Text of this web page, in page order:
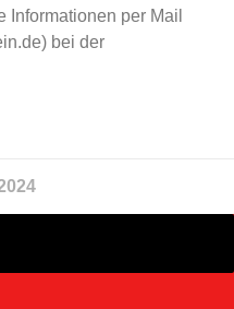
Informationen per Mail
bei der